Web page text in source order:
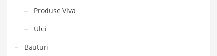
Produse Viva
Ulei
Bauturi